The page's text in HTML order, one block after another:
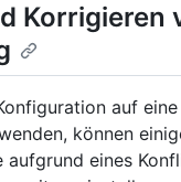
Korrigieren
auf
können
aufgrund eines